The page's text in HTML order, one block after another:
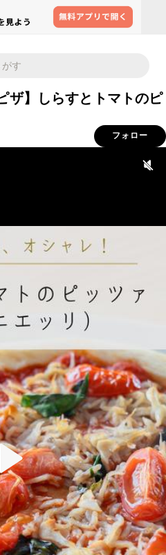
ザ】しらすとトマトのピ
フォロー